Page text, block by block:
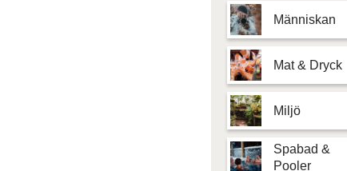
Människan
Mat & Dryck
Miljö
Spabad &
Pooler